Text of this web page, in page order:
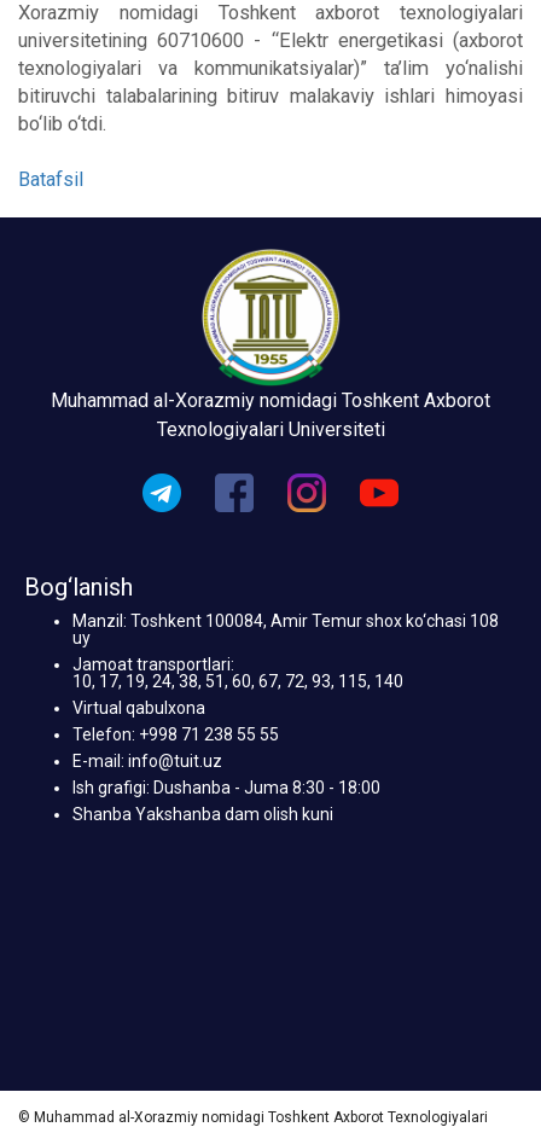
Xorazmiy nomidagi Toshkent axborot texnologiyalari
universitetining 60710600 - “Elektr energetikasi (axborot
texnologiyalari va kommunikatsiyalar)” ta’lim yo‘nalishi
bitiruvchi talabalarining bitiruv malakaviy ishlari himoyasi
bo‘lib o‘tdi.
Batafsil
Muhammad al-Xorazmiy nomidagi Toshkent Axborot
Texnologiyalari Universiteti
Bog‘lanish
Manzil: Toshkent 100084, Amir Temur shox ko‘chasi 108
uy
Jamoat transportlari:
10, 17, 19, 24, 38, 51, 60, 67, 72, 93, 115, 140
Virtual qabulxona
Telefon: +998 71 238 55 55
E-mail: info@tuit.uz
Ish grafigi: Dushanba - Juma 8:30 - 18:00
Shanba Yakshanba dam olish kuni
© Muhammad al-Xorazmiy nomidagi Toshkent Axborot Texnologiyalari